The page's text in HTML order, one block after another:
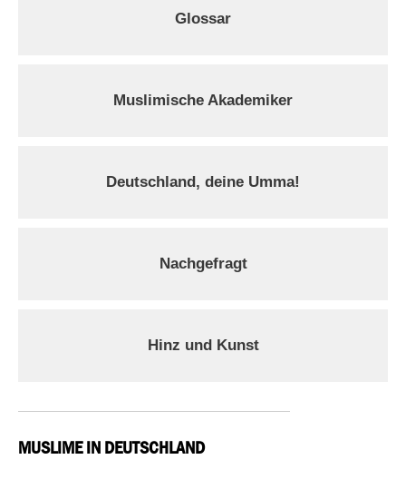
Glossar
Muslimische Akademiker
Deutschland, deine Umma!
Nachgefragt
Hinz und Kunst
MUSLIME IN DEUTSCHLAND